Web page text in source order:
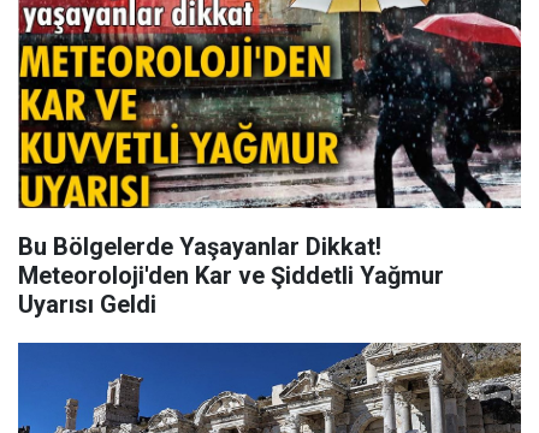
Bu Bölgelerde Yaşayanlar Dikkat!
Meteoroloji'den Kar ve Şiddetli Yağmur
Uyarısı Geldi